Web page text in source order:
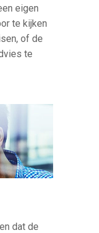
eigen
te kijken
of de
te
dat de